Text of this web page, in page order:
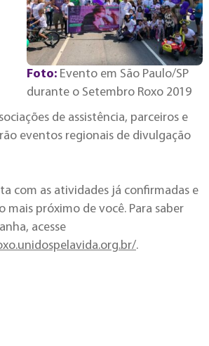
Foto: Evento em São Paulo/SP
durante o Setembro Roxo 2019
de assistência, parceiros e
eventos regionais de divulgação
com as atividades já confirmadas e
mais próximo de você. Para saber
acesse
.